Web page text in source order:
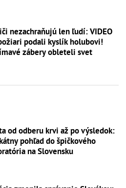
nezachraňujú len ľudí: VIDEO
podali kyslík holubovi!
zábery obleteli svet
od odberu krvi až po výsledok:
pohľad do špičkového
na Slovensku